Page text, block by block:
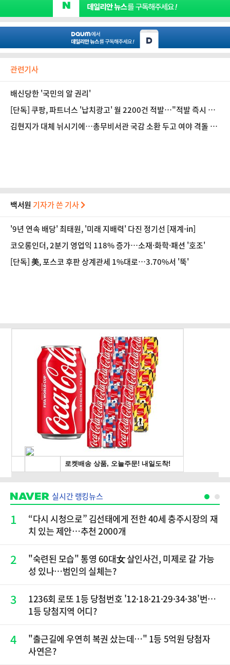
관련기사
배신당한 '국민의 알 권리'
[단독] 쿠팡, 파트너스 '납치광고' 월 2200건 적발…"적발 즉시 영
구 퇴출"
김현지가 대체 뉘시기에…총무비서관 국감 소환 두고 여야 격돌 [정
백서원 기자가 쓴 기사
'9년 연속 배당' 최태원, '미래 지배력' 다진 정기선 [재계-in]
코오롱인더, 2분기 영업익 118% 증가…소재·화학·패션 '호조'
[단독] 美, 포스코 후판 상계관세 1%대로…3.70%서 '뚝'
실시간 랭킹뉴스
1
“다시 시청으로” 김선태에게 전한 40세 충주시장의 재
치 있는 제안…추천 2000개
2
"숙련된 모습" 통영 60대女 살인사건, 미제로 갈 가능
성 있나…범인의 실체는?
3
1236회 로또 1등 당첨번호 '12·18·21·29·34·38'번…
1등 당첨지역 어디?
4
"출근길에 우연히 복권 샀는데…" 1등 5억원 당첨자
사연은?